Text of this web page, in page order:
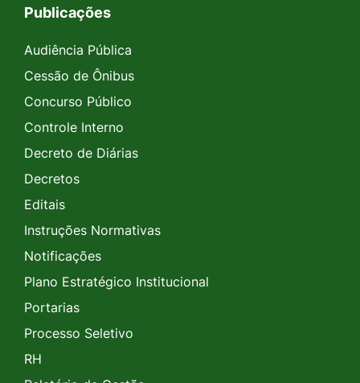
Publicações
Audiência Pública
Cessão de Ônibus
Concurso Público
Controle Interno
Decreto de Diárias
Decretos
Editais
Instruções Normativas
Notificações
Plano Estratégico Institucional
Portarias
Processo Seletivo
RH